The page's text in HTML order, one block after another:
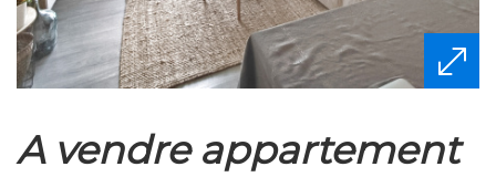
a vendre appartement